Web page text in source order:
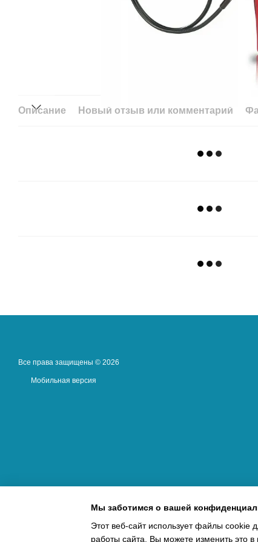
Описание Новый отзыв или комментарий
Все права защищены © 2026
Мобильная версия
Мы заботимся о вашей
Этот веб-сайт использует файлы cookie
работы сайта. Вы можете изменить это в